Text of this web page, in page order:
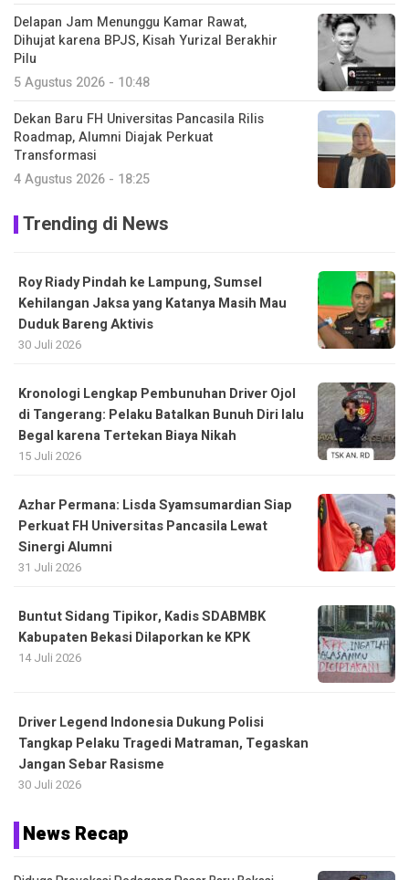
Delapan Jam Menunggu Kamar Rawat,
Dihujat karena BPJS, Kisah Yurizal Berakhir
Pilu
5 Agustus 2026 - 10:48
Dekan Baru FH Universitas Pancasila Rilis
Roadmap, Alumni Diajak Perkuat
Transformasi
4 Agustus 2026 - 18:25
Trending di News
Roy Riady Pindah ke Lampung, Sumsel
Kehilangan Jaksa yang Katanya Masih Mau
Duduk Bareng Aktivis
30 Juli 2026
Kronologi Lengkap Pembunuhan Driver Ojol
di Tangerang: Pelaku Batalkan Bunuh Diri lalu
Begal karena Tertekan Biaya Nikah
15 Juli 2026
Azhar Permana: Lisda Syamsumardian Siap
Perkuat FH Universitas Pancasila Lewat
Sinergi Alumni
31 Juli 2026
Buntut Sidang Tipikor, Kadis SDABMBK
Kabupaten Bekasi Dilaporkan ke KPK
14 Juli 2026
Driver Legend Indonesia Dukung Polisi
Tangkap Pelaku Tragedi Matraman, Tegaskan
Jangan Sebar Rasisme
30 Juli 2026
News Recap